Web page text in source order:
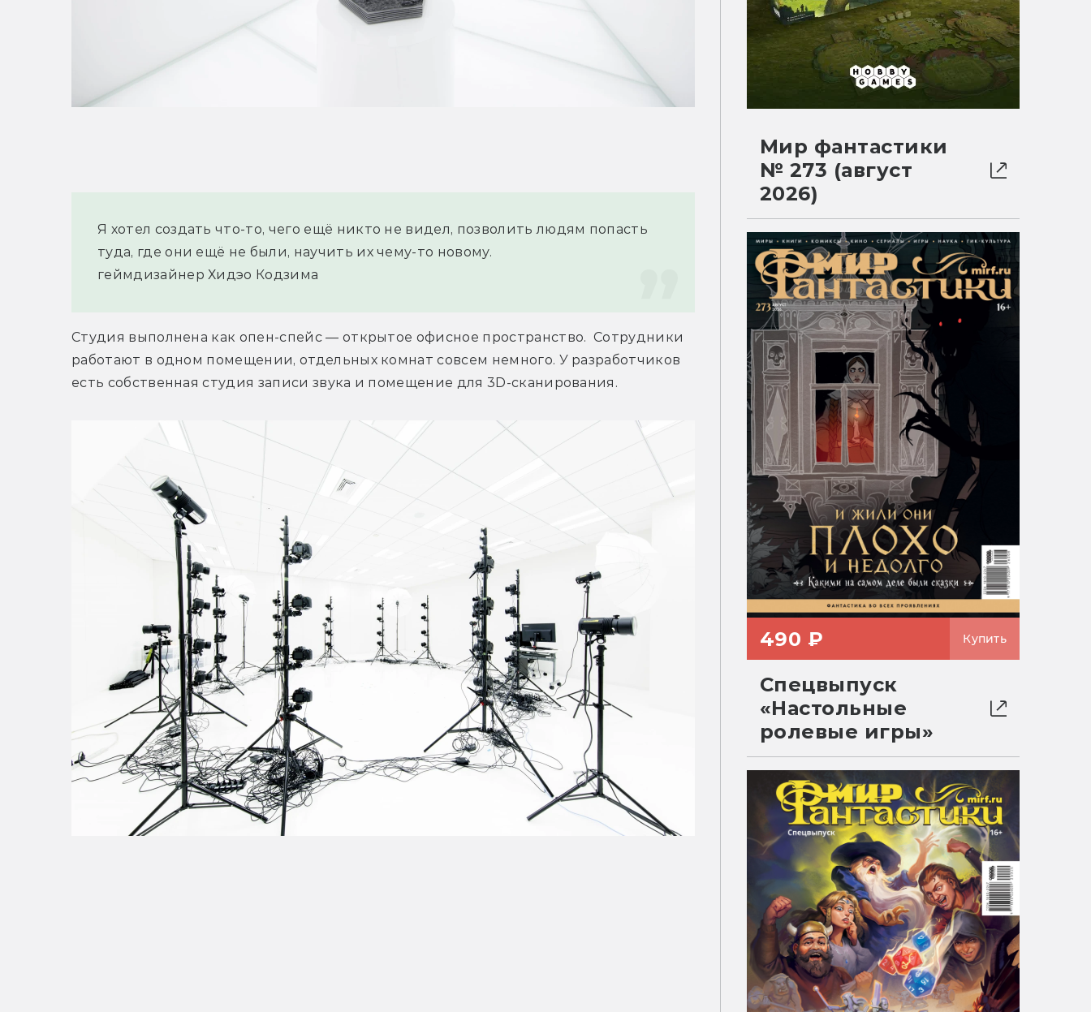
Я хотел создать что-то, чего ещё никто не видел, позволить людям попасть
туда, где они ещё не были, научить их чему-то новому.
геймдизайнер Хидэо Кодзима
Студия выполнена как опен-спейс — открытое офисное пространство.  Сотрудники
работают в одном помещении, отдельных комнат совсем немного. У разработчиков
есть собственная студия записи звука и помещение для 3D-сканирования.
Мир фантастики
№ 273 (август
2026)
490 ₽ Купить
Спецвыпуск
«Настольные
ролевые игры»